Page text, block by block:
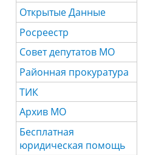
Открытые Данные
Росреестр
Совет депутатов МО
Районная прокуратура
ТИК
Архив МО
Бесплатная
юридическая помощь